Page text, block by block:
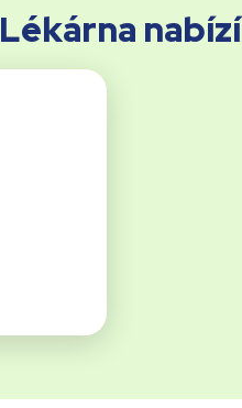
Lékárna nabízí